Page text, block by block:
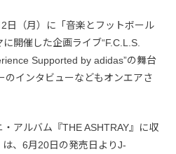
日（月）に「音楽とフットボール
開催した企画ライブ“F.C.L.S.
Supported by adidas”の舞台
のインタビューなどもオンエアさ
アルバム『THE ASHTRAY』に収
、6月20日の発売日よりJ-